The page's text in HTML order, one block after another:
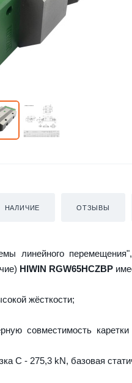
НАЛИЧИЕ ОТЗЫВЫ
линейного
HIWIN RGW65HCZBP
жёсткости;
совместимость
C - 275,3 kN, базовая